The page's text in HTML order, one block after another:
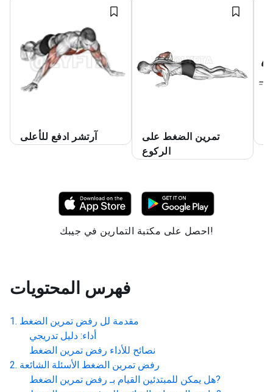
آرتشر ادفع للأعلى
تمرين الضغط على
الركوع
احصل على مكتبة التمارين في جيبك!
فهرس المحتويات
مقدمة لل رفض تمرين الضغط
أداء: دليل تدريجي
نصائح للأداء رفض تمرين الضغط
رفض تمرين الضغط الأسئلة الشائعة
هل يمكن للمبتدئين القيام بـ رفض تمرين الضغط
?